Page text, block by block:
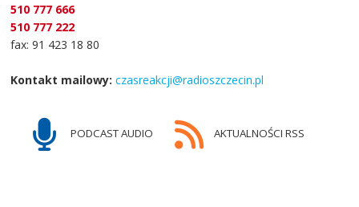
510 777 666
510 777 222
fax: 91 423 18 80
Kontakt mailowy: czasreakcji@radioszczecin.pl
PODCAST AUDIO AKTUALNOŚCI RSS